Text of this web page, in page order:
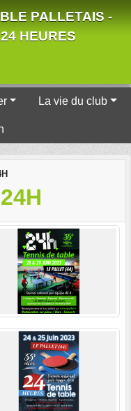
PALLETAIS -
HEURES
La vie du club